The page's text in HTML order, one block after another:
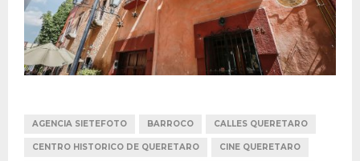
AGENCIA SIETEFOTO BARROCO CALLES QUERETARO
CENTRO HISTORICO DE QUERETARO CINE QUERETARO